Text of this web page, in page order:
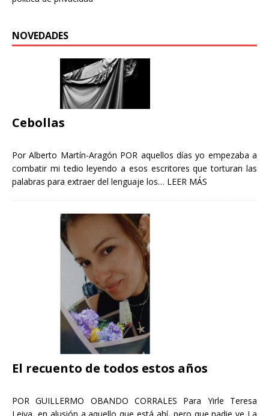
NOVEDADES
Cebollas
Por Alberto Martín-Aragón POR aquellos días yo empezaba a
combatir mi tedio leyendo a esos escritores que torturan las
palabras para extraer del lenguaje los… LEER MÁS
El recuento de todos estos años
POR GUILLERMO OBANDO CORRALES Para Yirle Teresa